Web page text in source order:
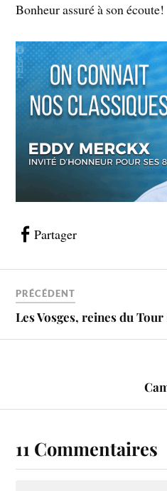
Bonheur assuré à son écoute!
Partager
PRÉCÉDENT
Les Vosges, reines du Tour
11 Commentaires